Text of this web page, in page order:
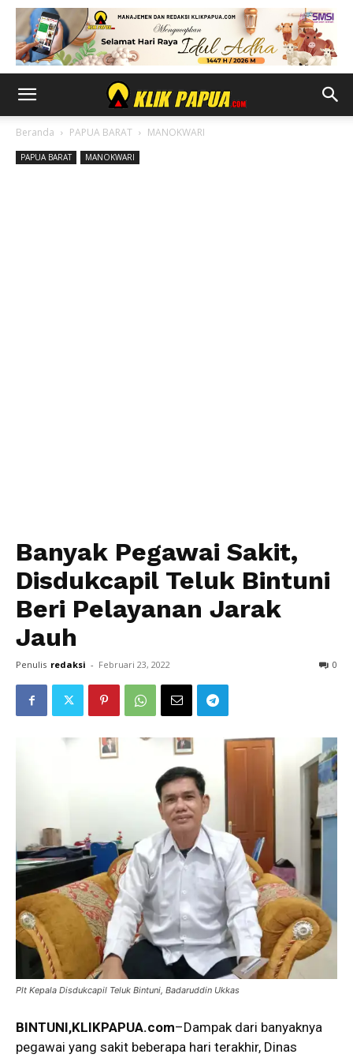
Beranda PAPUA BARAT MANOKWARI
PAPUA BARAT MANOKWARI
Banyak Pegawai Sakit,
Disdukcapil Teluk Bintuni
Beri Pelayanan Jarak
Jauh
Penulis redaksi - Februari 23, 2022 0
Plt Kepala Disdukcapil Teluk Bintuni, Badaruddin Ukkas
BINTUNI,KLIKPAPUA.com–Dampak dari banyaknya
pegawai yang sakit beberapa hari terakhir, Dinas